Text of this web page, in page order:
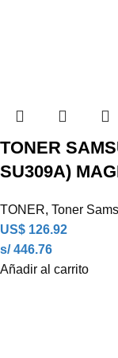
TONER
SU309A)
TONER, Toner
US$ 126.92
s/ 446.76
Añadir al carrito